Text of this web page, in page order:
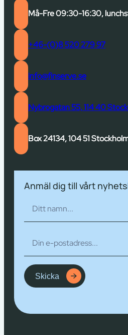
Må-Fre 09:30-16:30,
+46-(0)8 520 279 97
info@finserve.se
Nybrogatan 55, 114 40
Box 24134, 104 51
Anmäl dig till vårt
Skicka